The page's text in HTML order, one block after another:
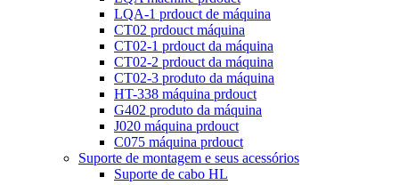
LQA-1 prdouct de máquina
CT02 prdouct máquina
CT02-1 prdouct da máquina
CT02-2 prdouct da máquina
CT02-3 produto da máquina
HT-338 máquina prdouct
G402 produto da máquina
J020 máquina prdouct
C075 máquina prdouct
Suporte de montagem e seus acessórios
Suporte de cabo HL